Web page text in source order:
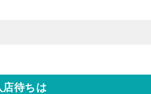
店待ちは